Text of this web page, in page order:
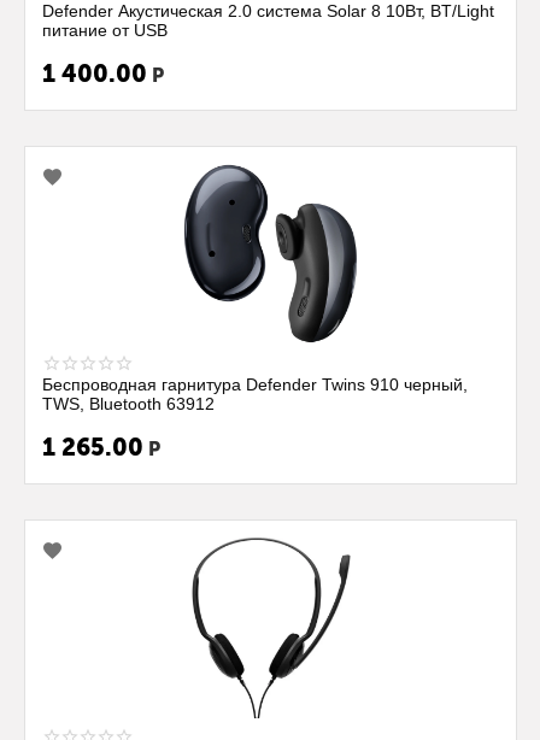
Defender Акустическая 2.0 система Solar 8 10Вт, BT/Light
питание от USB
1 400.00 Р
Беспроводная гарнитура Defender Twins 910 черный,
TWS, Bluetooth 63912
1 265.00 Р